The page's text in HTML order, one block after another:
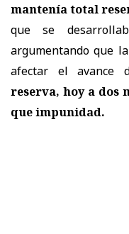
mantenía total
que se
argumentando que
afectar el avance
reserva, hoy a dos
que impunidad.